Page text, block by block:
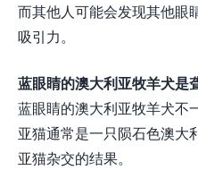
而其他人可能会发现其他眼
吸引力。
蓝眼睛的澳大利亚牧羊犬是
蓝眼睛的澳大利亚牧羊犬不
亚猫通常是一只陨石色澳大
亚猫杂交的结果。